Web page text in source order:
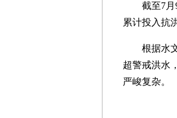
截至7月9
累计投入抗
根据水文
超警戒洪水
严峻复杂。